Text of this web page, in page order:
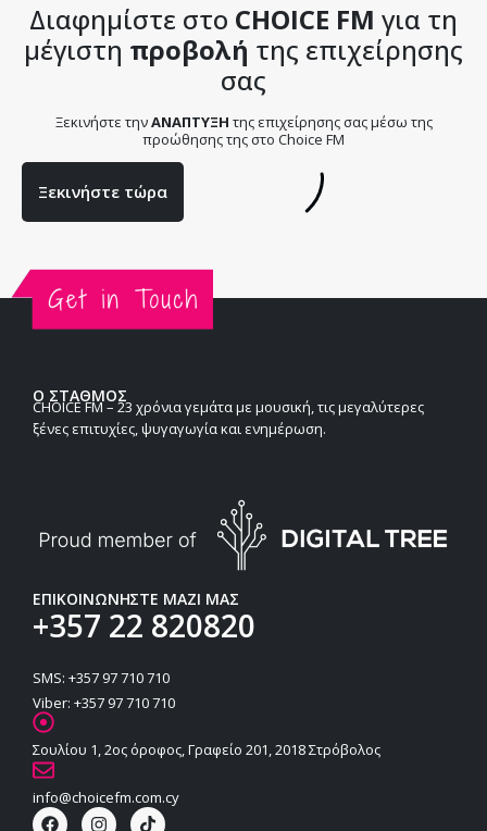
Διαφημίστε στο CHOICE FM για τη
μέγιστη προβολή της επιχείρησης
σας
Ξεκινήστε τηνΑΝΑΠΤΥΞΗ της επιχείρησης σας μέσω της
προώθησης της στο Choice FM
Ξεκινήστε τώρα
Ο ΣΤΑΘΜΟΣ
CHOICE FM – 23 χρόνια γεμάτα με μουσική, τις μεγαλύτερες
ξένες επιτυχίες, ψυγαγωγία και ενημέρωση.
ΕΠΙΚΟΙΝΩΝΗΣΤΕ ΜΑΖΙ ΜΑΣ
+357 22 820820
SMS: +357 97 710 710
Viber: +357 97 710 710
Σουλίου 1, 2ος όροφος, Γραφείο 201, 2018 Στρόβολος
info@choicefm.com.cy